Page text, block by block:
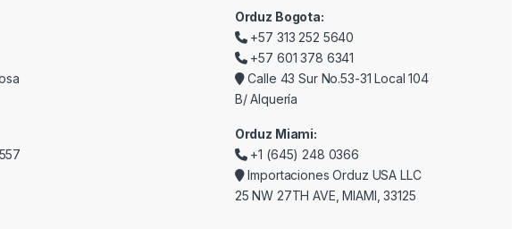
Orduz Bogota:
+57 313 252 5640
+57 601 378 6341
Calle 43 Sur No.53-31 Local 104
B/ Alquería
Orduz Miami:
+1 (645) 248 0366
Importaciones Orduz USA LLC
25 NW 27TH AVE, MIAMI, 33125